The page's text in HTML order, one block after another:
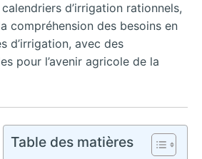
d’irrigation rationnels,
compréhension des besoins en
d’irrigation, avec des
pour l’avenir agricole de la
Table des matières